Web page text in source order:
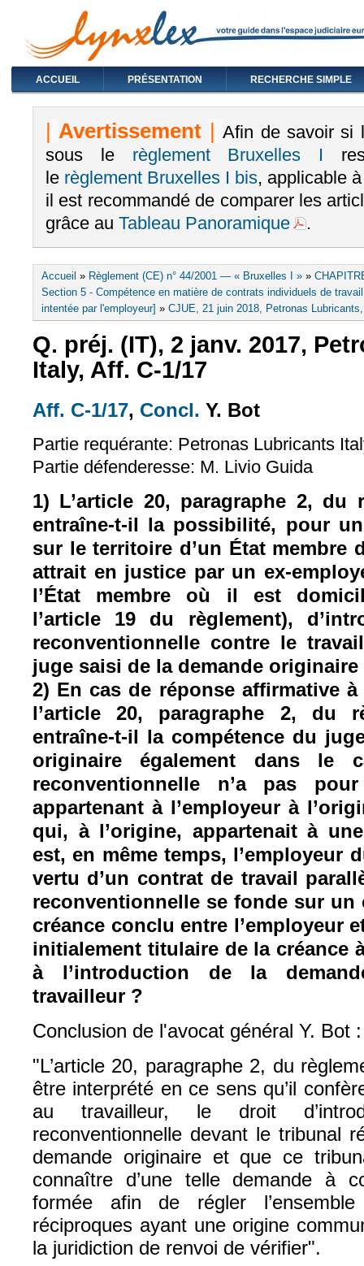
ACCUEIL PRÉSENTATION RECHERCHE SIMPLE
|Avertissement | Afin de savoir si
sous le règlement Bruxelles I
le règlement Bruxelles I bis, applicable
il est recommandé de comparer les
grâce au Tableau Panoramique .
Vous êtes ici
Accueil » Règlement (CE) n° 44/2001 — « Bruxelles I » »
Section 5 - Compétence en matière de contrats individuels de
intentée par l'employeur] » CJUE, 21 juin 2018, Petronas
Q. préj. (IT), 2 janv. 2017,
Italy, Aff. C-1/17
Aff. C-1/17 (le lien est externe)
, Concl. (le lien est externe)
Y. Bot
Partie requérante: Petronas Lubricants
Partie défenderesse: M. Livio Guida
1) L’article 20, paragraphe 2, du
entraîne-t-il la possibilité, pour
sur le territoire d’un État membre
attrait en justice par un ex-
l’État membre où il est
l’article 19 du règlement),
reconventionnelle contre le
juge saisi de la demande originaire
2) En cas de réponse affirmative
l’article 20, paragraphe 2, du
entraîne-t-il la compétence du
originaire également dans le
reconventionnelle n’a pas
appartenant à l’employeur à
qui, à l’origine, appartenait à
est, en même temps, l’employeur
vertu d’un contrat de travail
reconventionnelle se fonde sur
créance conclu entre l’employeur
initialement titulaire de la créance
à l’introduction de la
travailleur ?
Conclusion de l'avocat général Y. Bot :
"L’article 20, paragraphe 2, du
être interprété en ce sens qu’il
au travailleur, le droit
reconventionnelle devant le tribunal
demande originaire et que ce
connaître d’une telle demande à
formée afin de régler
réciproques ayant une origine
la juridiction de renvoi de vérifier".